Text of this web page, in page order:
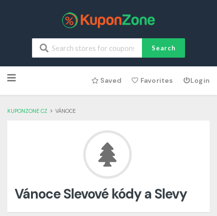
Search
to
content
Saved Favorites Login
KUPONZONE CZ > VÁNOCE
Vánoce Slevové kódy a Slevy